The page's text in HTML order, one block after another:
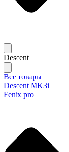
Descent
Все товары
Descent MK3i
Fenix pro